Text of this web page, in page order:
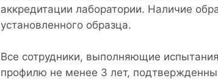
аккредитации лаборатории. Наличие
установленного образца.
Все сотрудники, выполняющие
профилю не менее 3 лет,